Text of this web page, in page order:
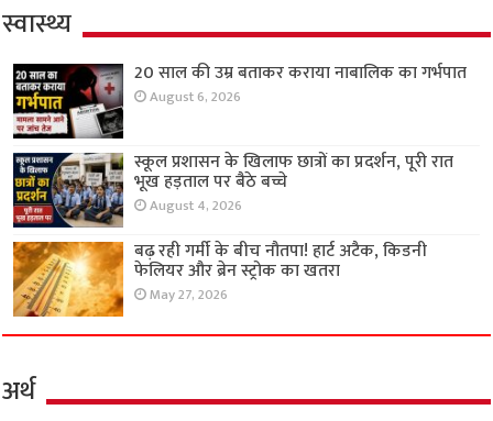
स्वास्थ्य
20 साल की उम्र बताकर कराया नाबालिक का गर्भपात
August 6, 2026
स्कूल प्रशासन के खिलाफ छात्रों का प्रदर्शन, पूरी रात
भूख हड़ताल पर बैठे बच्चे
August 4, 2026
बढ़ रही गर्मी के बीच नौतपा! हार्ट अटैक, किडनी
फेलियर और ब्रेन स्ट्रोक का खतरा
May 27, 2026
अर्थ